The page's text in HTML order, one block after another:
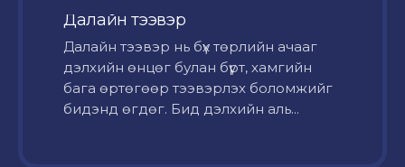
Далайн тээвэр
Далайн тээвэр нь бүх төрлийн ачааг
дэлхийн өнцөг булан бүрт, хамгийн
бага өртөгөөр тээвэрлэх боломжийг
бидэнд өгдөг. Бид дэлхийн аль...